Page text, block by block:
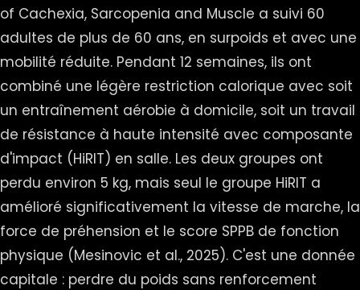
of Cachexia, Sarcopenia and Muscle a suivi 60
adultes de plus de 60 ans, en surpoids et avec une
mobilité réduite. Pendant 12 semaines, ils ont
combiné une légère restriction calorique avec soit
un entraînement aérobie à domicile, soit un travail
de résistance à haute intensité avec composante
d'impact (HiRIT) en salle. Les deux groupes ont
perdu environ 5 kg, mais seul le groupe HiRIT a
amélioré significativement la vitesse de marche, la
force de préhension et le score SPPB de fonction
physique (Mesinovic et al., 2025). C'est une donnée
capitale : perdre du poids sans renforcement